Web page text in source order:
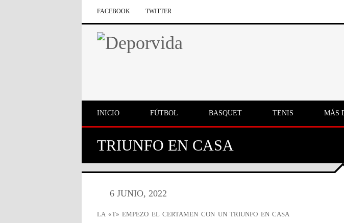
FACEBOOK TWITTER
INICIO FÚTBOL BASQUET TENIS MÁS
TRIUNFO EN CASA
6 JUNIO, 2022
LA «T» EMPEZO EL CERTAMEN CON UN TRIUNFO EN CASA